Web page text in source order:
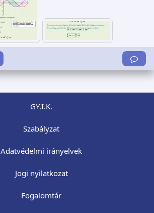
GY.I.K.
Szabályzat
Adatvédelmi irányelvek
Jogi nyilatkozat
Fogalomtár